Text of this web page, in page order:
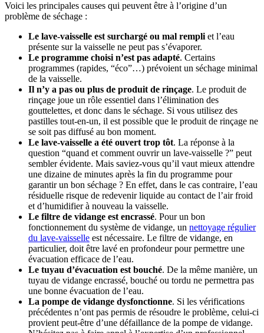
Voici les principales causes qui peuvent être à l’origine d’un
problème de séchage :
Le lave-vaisselle est surchargé ou mal rempliet l’eau
présente sur la vaisselle ne peut pas s’évaporer.
Le programme choisi n’est pas adapté. Certains
programmes (rapides, “éco”…) prévoient un séchage minimal
de la vaisselle.
Il n’y a pas ou plus de produit de rinçage. Le produit de
rinçage joue un rôle essentiel dans l’élimination des
gouttelettes, et donc dans le séchage. Si vous utilisez des
pastilles tout-en-un, il est possible que le produit de rinçage ne
se soit pas diffusé au bon moment.
Le lave-vaisselle a été ouvert trop tôt. La réponse à la
question “quand et comment ouvrir un lave-vaisselle ?” peut
sembler évidente. Mais saviez-vous qu’il vaut mieux attendre
une dizaine de minutes après la fin du programme pour
garantir un bon séchage ? En effet, dans le cas contraire, l’eau
résiduelle risque de redevenir liquide au contact de l’air froid
et d’humidifier à nouveau la vaisselle.
Le filtre de vidange est encrassé. Pour un bon
fonctionnement du système de vidange, un nettoyage régulier
du lave-vaisselle est nécessaire. Le filtre de vidange, en
particulier, doit être lavé en profondeur pour permettre une
évacuation efficace de l’eau.
Le tuyau d’évacuation est bouché. De la même manière, un
tuyau de vidange encrassé, bouché ou tordu ne permettra pas
une bonne évacuation de l’eau.
La pompe de vidange dysfonctionne. Si les vérifications
précédentes n’ont pas permis de résoudre le problème, celui-ci
provient peut-être d’une défaillance de la pompe de vidange.